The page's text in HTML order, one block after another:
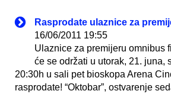
Rasprodate ulaznice za
16/06/2011 19:55
Ulaznice za premijeru omnibus
će se održati u utorak, 21. juna,
20:30h u sali pet bioskopa Arena
rasprodate! “Oktobar”, ostvarenje